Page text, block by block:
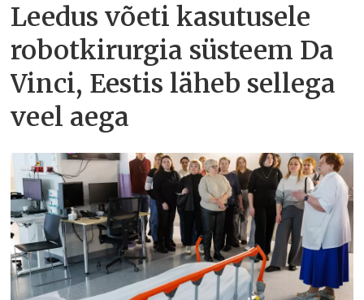
Leedus võeti kasutusele
robotkirurgia süsteem Da
Vinci, Eestis läheb sellega
veel aega